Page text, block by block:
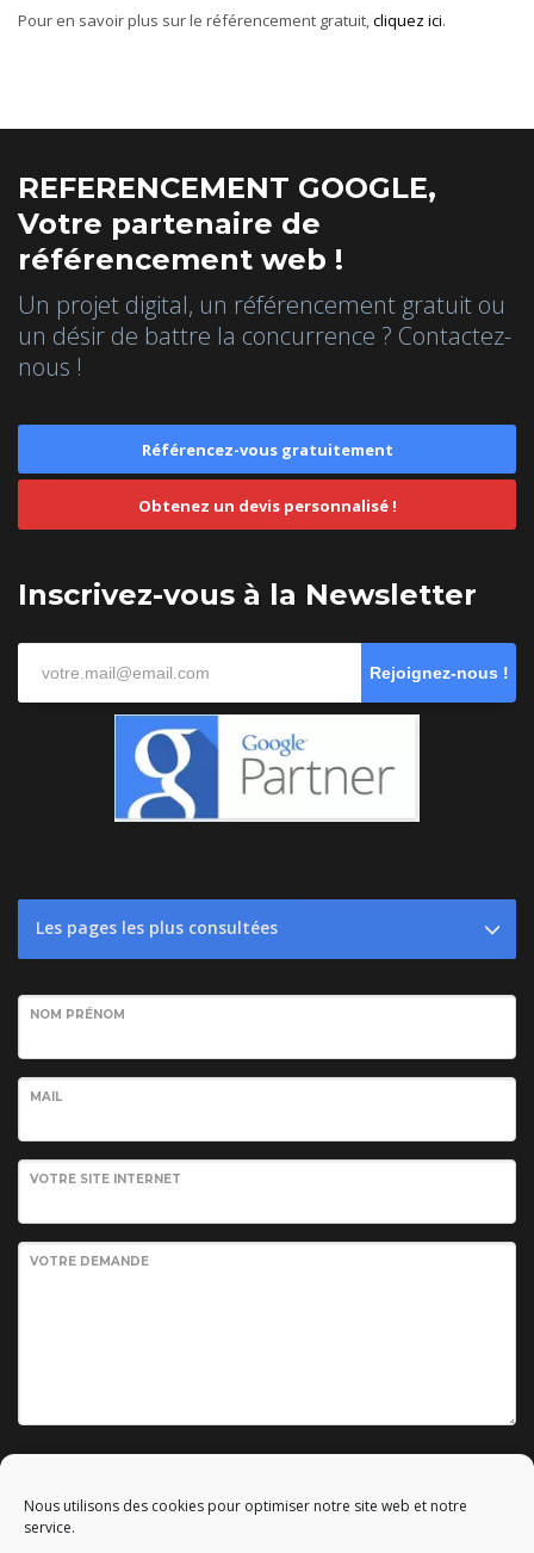
Nous utilisons des cookies pour optimiser notre site web et notre
service.
Pour en savoir plus sur le référencement gratuit,cliquez ici.
REFERENCEMENT GOOGLE,
Votre partenaire de
référencement web !
Un projet digital, un référencement gratuit ou
un désir de battre la concurrence ? Contactez-
nous !
Référencez-vous gratuitement
Obtenez un devis personnalisé !
Inscrivez-vous à la Newsletter
Rejoignez-nous !
Les pages les plus consultées
NOM PRÉNOM
MAIL
VOTRE SITE INTERNET
VOTRE DEMANDE